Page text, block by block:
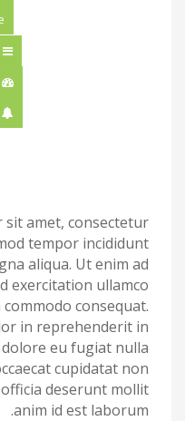
amet, consectetur
tempor incididunt
aliqua. Ut enim ad
exercitation ullamco
consequat.
in reprehenderit in
eu fugiat nulla
cupidatat non
deserunt mollit
anim id est laborum.